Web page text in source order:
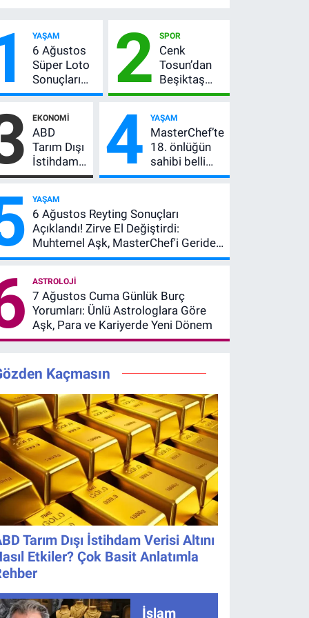
YAŞAM
6 Ağustos
Süper Loto
Sonuçları
Açıklandı!
TL’lik Çekiliş
2 SPOR
Cenk
Tosun’dan
Beşiktaş
açıklaması:
asıl mesajı
satır
arasında
verdi
EKONOMI
ABD
Tarım Dışı
İstihdam
Verisi
Nasıl
Etkiler?
Çok Basit
Anlatımla
Rehber
4 YAŞAM
MasterChef’te
18. önlüğün
sahibi belli
oldu! Ana
oldu?
YAŞAM
6 Ağustos Reyting Sonuçları
Açıklandı! Zirve El Değiştirdi:
Muhtemel Aşk, MasterChef'i Geride
Bıraktı
ASTROLOJI
7 Ağustos Cuma Günlük Burç
Yorumları: Ünlü Astrologlara Göre
Aşk, Para ve Kariyerde Yeni Dönem
Kaçmasın
Tarım Dışı İstihdam Verisi Altını
Etkiler? Çok Basit Anlatımla
İslam